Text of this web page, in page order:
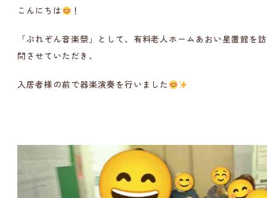
こんにちは ！
「ぷれぞん音楽祭」として、有料老人ホームあおい星置館を訪
問させていただき、
入居者様の前で器楽演奏を行いました